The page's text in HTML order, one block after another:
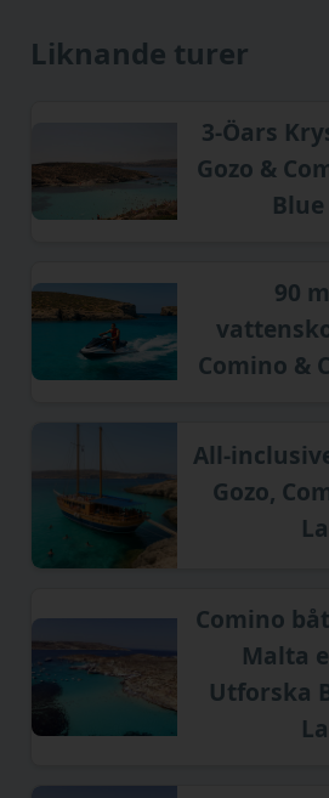
Liknande turer
3-Öars
Gozo &
90
Comino &
All-
Gozo,
Comino
Malta
Utforska